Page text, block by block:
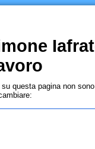
questa pagina non